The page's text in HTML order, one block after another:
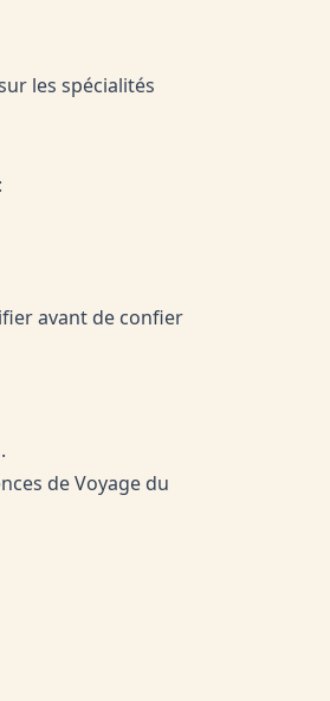
les spécialités
avant de confier
de Voyage du